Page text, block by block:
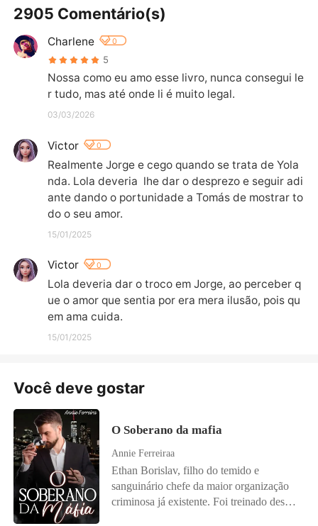
2905 Comentário(s)
Charlene 0
5
Nossa como eu amo esse livro, nunca consegui le
r tudo, mas até onde li é muito legal.
03/03/2026
Victor 0
Realmente Jorge e cego quando se trata de Yola
nda. Lola deveria  lhe dar o desprezo e seguir adi
ante dando o portunidade a Tomás de mostrar to
do o seu amor.
15/01/2025
Victor 0
Lola deveria dar o troco em Jorge, ao perceber q
ue o amor que sentia por era mera ilusão, pois qu
em ama cuida.
15/01/2025
Você deve gostar
O Soberano da mafia
Annie Ferreiraa
Ethan Borislav, filho do temido e
sanguinário chefe da maior organização
criminosa já existente. Foi treinado desde